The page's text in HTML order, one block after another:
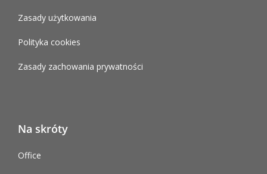
Zasady użytkowania
Polityka cookies
Zasady zachowania prywatności
Na skróty
Office